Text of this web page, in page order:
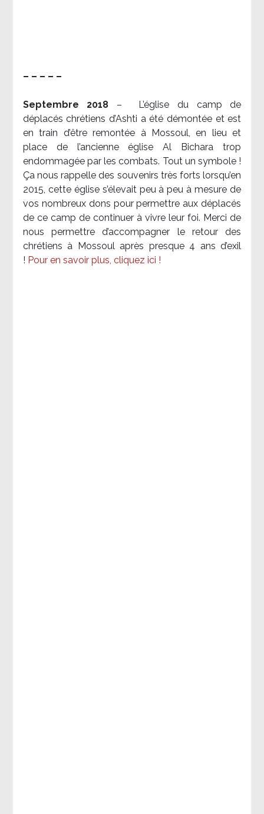
– – – – –
Septembre 2018 –
L’église du camp de
déplacés chrétiens d’Ashti a été démontée et est
en train d’être remontée à Mossoul, en lieu et
place de l’ancienne église Al Bichara trop
endommagée par les combats. Tout un symbole !
Ça nous rappelle des souvenirs très forts lorsqu’en
2015, cette église s’élevait peu à peu à mesure de
vos nombreux dons pour permettre aux déplacés
de ce camp de continuer à vivre leur foi. Merci de
nous permettre d’accompagner le retour des
chrétiens à Mossoul après presque 4 ans d’exil
! Pour en savoir plus, cliquez ici !